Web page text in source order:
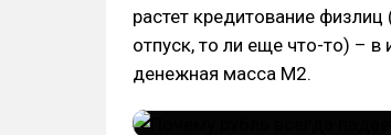
растет кредитование
отпуск, то ли еще что-то) – в
денежная масса М2.